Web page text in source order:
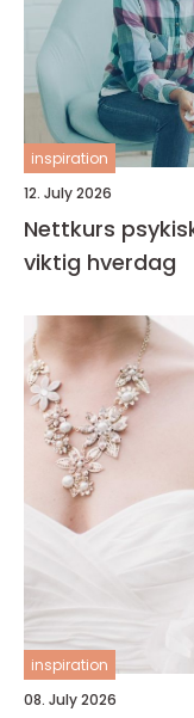
inspiration
12. July 2026
Nettkurs psykisk helse
viktig hverdag
inspiration
08. July 2026